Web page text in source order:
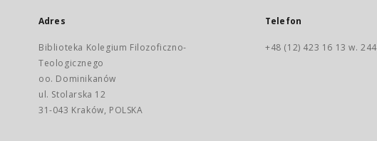
Adres
Biblioteka Kolegium Filozoficzno-
Teologicznego
oo. Dominikanów
ul. Stolarska 12
31-043 Kraków, POLSKA
Telefon
+48 (12) 423 16 13 w. 244